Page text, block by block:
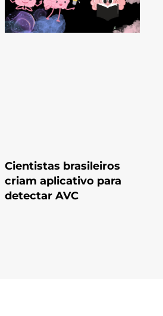
Cientistas brasileiros
criam aplicativo para
detectar AVC